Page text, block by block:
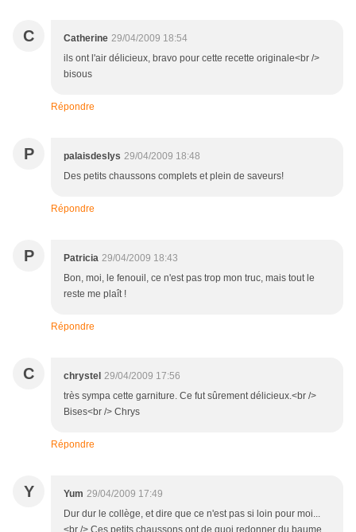
C Catherine 29/04/2009 18:54
ils ont l'air délicieux, bravo pour cette recette originale<br />
bisous
Répondre
P palaisdeslys 29/04/2009 18:48
Des petits chaussons complets et plein de saveurs!
Répondre
P Patricia 29/04/2009 18:43
Bon, moi, le fenouil, ce n'est pas trop mon truc, mais tout le
reste me plaît !
Répondre
C chrystel 29/04/2009 17:56
très sympa cette garniture. Ce fut sûrement délicieux.<br />
Bises<br /> Chrys
Répondre
Y Yum 29/04/2009 17:49
Dur dur le collège, et dire que ce n'est pas si loin pour moi...
<br /> Ces petits chaussons ont de quoi redonner du baume